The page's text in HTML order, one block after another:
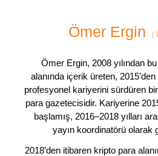
Ömer Ergin (
Ömer Ergin, 2008 yılından
alanında içerik üreten,
profesyonel kariyerini sürdüren
para gazetecisidir. Kariyerine
başlamış, 2016–2018 yılları
yayın koordinatörü olarak
2018’den itibaren kripto para